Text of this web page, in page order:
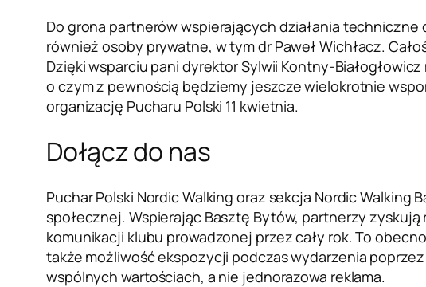
Do grona partnerów wspierających działania techniczne
również osoby prywatne, w tym dr Paweł Wichłacz.
Dzięki wsparciu pani dyrektor Sylwii Kontny-
o czym z pewnością będziemy jeszcze wielokrotnie
organizację Pucharu Polski 11 kwietnia.
Dołącz do nas
Puchar Polski Nordic Walking oraz sekcja Nordic
społecznej. Wspierając Basztę Bytów, partnerzy
komunikacji klubu prowadzonej przez cały rok. To
także możliwość ekspozycji podczas wydarzenia
wspólnych wartościach, a nie jednorazowa reklama.